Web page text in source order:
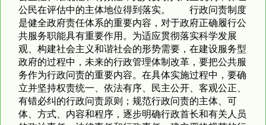
公民在评估中的主体地位得到落实。 行政问责制度
是健全政府责任体系的重要内容，对于政府正确履行公
共服务职能具有重要作用。为适应贯彻落实科学发展
观、构建社会主义和谐社会的形势需要，在建设服务型
政府的过程中，未来的行政管理体制改革，要把公共服
务作为行政问责的重要内容。在具体实施过程中，要确
立并坚持权责统一、依法有序、民主公开、客观公正、
有错必纠的行政问责原则；规范行政问责的主体、可
体、方式、内容和程序，逐步明确行政首长和有关人员